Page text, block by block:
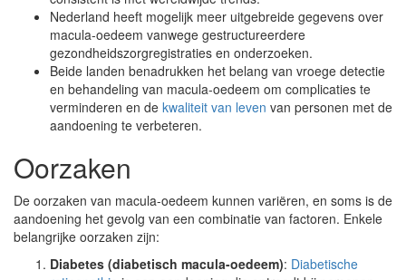
Nederland heeft mogelijk meer uitgebreide gegevens over
macula-oedeem vanwege gestructureerdere
gezondheidszorgregistraties en onderzoeken.
Beide landen benadrukken het belang van vroege detectie
en behandeling van macula-oedeem om complicaties te
verminderen en de kwaliteit van leven van personen met de
aandoening te verbeteren.
Oorzaken
De oorzaken van macula-oedeem kunnen variëren, en soms is de
aandoening het gevolg van een combinatie van factoren. Enkele
belangrijke oorzaken zijn:
Diabetes (diabetisch macula-oedeem): Diabetische